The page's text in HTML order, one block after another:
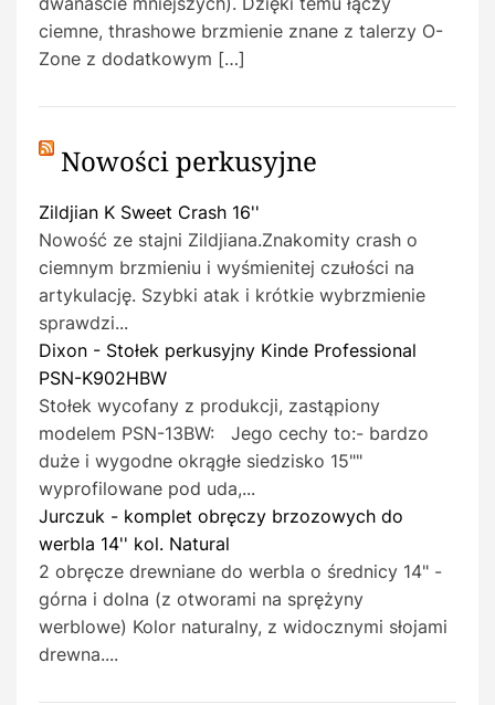
ciemne, thrashowe brzmienie znane z talerzy O-
Zone z dodatkowym […]
Nowości perkusyjne
Zildjian K Sweet Crash 16''
Nowość ze stajni Zildjiana.Znakomity crash o
ciemnym brzmieniu i wyśmienitej czułości na
artykulację. Szybki atak i krótkie wybrzmienie
sprawdzi...
Dixon - Stołek perkusyjny Kinde Professional
PSN-K902HBW
Stołek wycofany z produkcji, zastąpiony
modelem PSN-13BW: Jego cechy to:- bardzo
duże i wygodne okrągłe siedzisko 15""
wyprofilowane pod uda,...
Jurczuk - komplet obręczy brzozowych do
werbla 14'' kol. Natural
2 obręcze drewniane do werbla o średnicy 14" -
górna i dolna (z otworami na sprężyny
werblowe) Kolor naturalny, z widocznymi słojami
drewna....